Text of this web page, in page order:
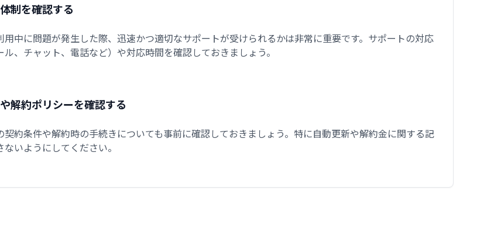
制を確認する
用中に問題が発生した際、迅速かつ適切なサポートが受けられるかは非常に重要です。サポートの対応
ル、チャット、電話など）や対応時間を確認しておきましょう。
解約ポリシーを確認する
契約条件や解約時の手続きについても事前に確認しておきましょう。特に自動更新や解約金に関する記
ないようにしてください。